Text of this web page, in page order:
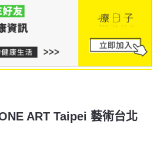
ART Taipei 藝術台北